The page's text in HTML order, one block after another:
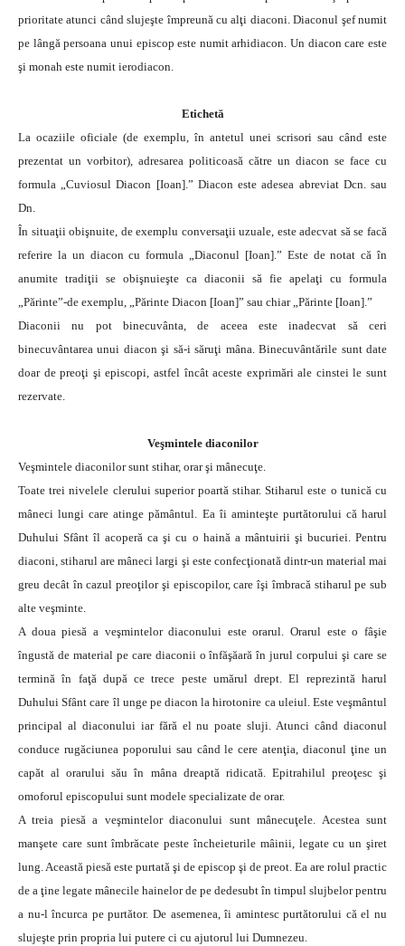
prioritate atunci când slujeşte împreună cu alţi diaconi. Diaconul şef numit
pe lângă persoana unui episcop este numit arhidiacon. Un diacon care este
şi monah este numit ierodiacon.
Etichetă
La ocaziile oficiale (de exemplu, în antetul unei scrisori sau când este
prezentat un vorbitor), adresarea politicoasă către un diacon se face cu
formula „Cuviosul Diacon [Ioan].” Diacon este adesea abreviat Dcn. sau
Dn.
În situaţii obişnuite, de exemplu conversaţii uzuale, este adecvat să se facă
referire la un diacon cu formula „Diaconul [Ioan].” Este de notat că în
anumite tradiţii se obişnuieşte ca diaconii să fie apelaţi cu formula
„Părinte”-de exemplu, „Părinte Diacon [Ioan]” sau chiar „Părinte [Ioan].”
Diaconii nu pot binecuvânta, de aceea este inadecvat să ceri
binecuvântarea unui diacon şi să-i săruţi mâna. Binecuvântările sunt date
doar de preoţi şi episcopi, astfel încât aceste exprimări ale cinstei le sunt
rezervate.
Veşmintele diaconilor
Veşmintele diaconilor sunt stihar, orar şi mânecuţe.
Toate trei nivelele clerului superior poartă stihar. Stiharul este o tunică cu
mâneci lungi care atinge pământul. Ea îi aminteşte purtătorului că harul
Duhului Sfânt îl acoperă ca şi cu o haină a mântuirii şi bucuriei. Pentru
diaconi, stiharul are mâneci largi şi este confecţionată dintr-un material mai
greu decât în cazul preoţilor şi episcopilor, care îşi îmbracă stiharul pe sub
alte veşminte.
A doua piesă a veşmintelor diaconului este orarul. Orarul este o fâşie
îngustă de material pe care diaconii o înfăşăară în jurul corpului şi care se
termină în faţă după ce trece peste umărul drept. El reprezintă harul
Duhului Sfânt care îl unge pe diacon la hirotonire ca uleiul. Este veşmântul
principal al diaconului iar fără el nu poate sluji. Atunci când diaconul
conduce rugăciunea poporului sau când le cere atenţia, diaconul ţine un
capăt al orarului său în mâna dreaptă ridicată. Epitrahilul preoţesc şi
omoforul episcopului sunt modele specializate de orar.
A treia piesă a veşmintelor diaconului sunt mânecuţele. Acestea sunt
manşete care sunt îmbrăcate peste încheieturile mâinii, legate cu un şiret
lung. Această piesă este purtată şi de episcop şi de preot. Ea are rolul practic
de a ţine legate mânecile hainelor de pe dedesubt în timpul slujbelor pentru
a nu-l încurca pe purtător. De asemenea, îi amintesc purtătorului că el nu
slujeşte prin propria lui putere ci cu ajutorul lui Dumnezeu.